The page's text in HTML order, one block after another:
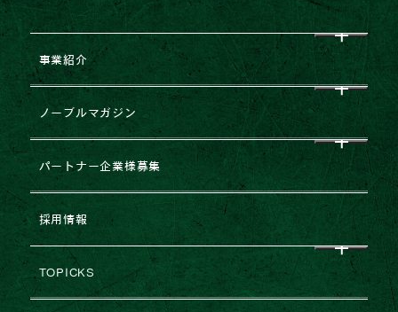
事業紹介
CEO挨拶
企業理念
会社概要
グループ企業一覧
沿革・変遷
ノーブルマガジン
すべて
NEWS
レポート
パートナー企業様募集
企業提携・M&Aのご相談
建築協力業者様募集
不動産売却
採用情報
TOPICKS